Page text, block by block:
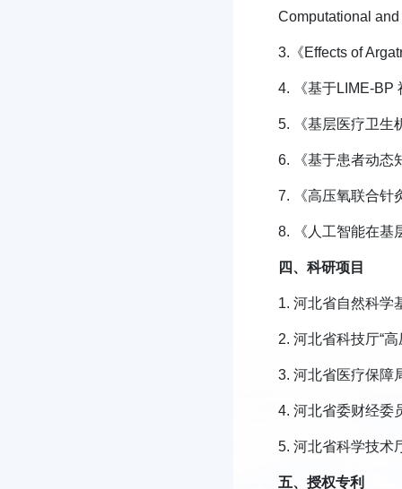
Computational
3.《Effects of
4. 《基于LIME-BP
5. 《基层医疗卫生
6. 《基于患者动态
7. 《高压氧联合针
8. 《人工智能在基
四、科研项目
1. 河北省自然科学
2. 河北省科技厅“
3. 河北省医疗保障
4. 河北省委财经委
5. 河北省科学技术
五、授权专利